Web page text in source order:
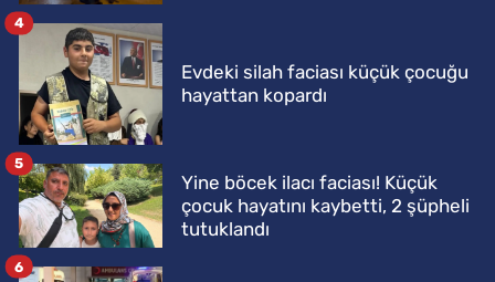
Evdeki silah faciası küçük çocuğu
hayattan kopardı
4
Yine böcek ilacı faciası! Küçük
çocuk hayatını kaybetti, 2 şüpheli
tutuklandı
5
6